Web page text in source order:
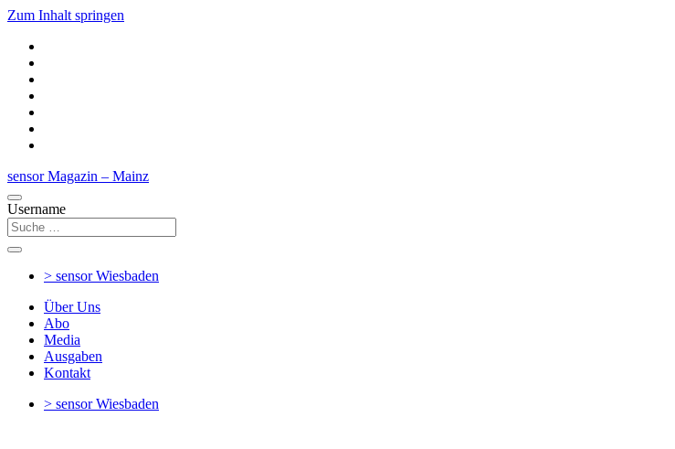
Zum Inhalt springen
sensor Magazin – Mainz
Username
> sensorWiesbaden
Über Uns
Abo
Media
Ausgaben
Kontakt
> sensorWiesbaden